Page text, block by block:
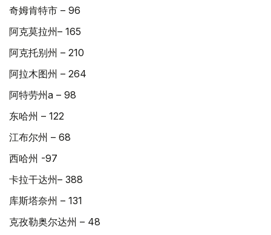
奇姆肯特市 – 96
阿克莫拉州– 165
阿克托别州 – 210
阿拉木图州 – 264
阿特劳州а – 98
东哈州 – 122
江布尔州 – 68
西哈州 -97
卡拉干达州– 388
库斯塔奈州 – 131
克孜勒奥尔达州 – 48